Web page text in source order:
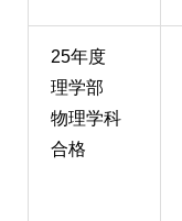
25年度
理学部
物理学科
合格